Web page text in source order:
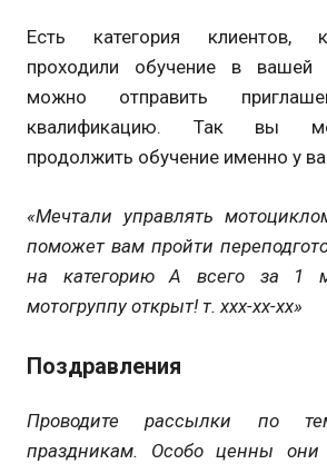
Есть категория клиентов,
проходили обучение в
можно отправить
квалификацию. Так вы
продолжить обучение именно у
«Мечтали управлять
поможет вам пройти
на категориюА всего за 1
мотогруппу открыт! т. ххх-хх-хх»
Поздравления
Проводите рассылки по
праздникам. Особо ценны они